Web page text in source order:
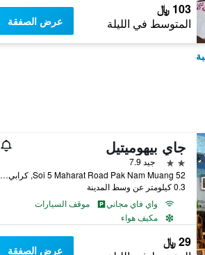
103 ﷼
المتوسط في الليلة عرض الصفقة
جاي بيهوميتيل
2 نجمتين
جيد 7.9
52 Soi 5 Maharat Road Pak Nam Muang, كرابي, تايلاند
0.3 كيلومتر عن وسط المدينة
واي فاي مجاني
موقف السيارات
مكيف هواء
29 ﷼
عرض الصفقة